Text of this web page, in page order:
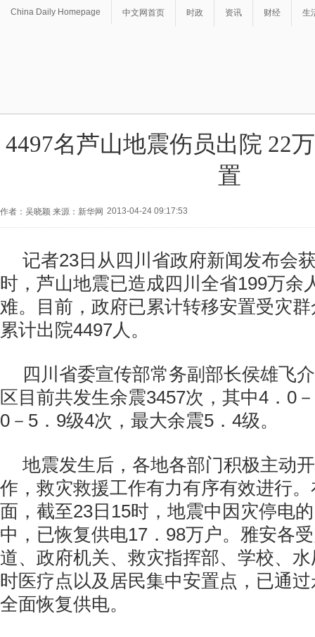
China Daily Homepage 中文网首页 时政 资讯 财经 生
4497名芦山地震伤员出院 22
置
作者：吴晓颖 来源：新华网 2013-04-24 09:17:53
记者23日从四川省政府新闻发布会
时，芦山地震已造成四川全省199万余
难。目前，政府已累计转移安置受灾
累计出院4497人。
四川省委宣传部常务副部长侯雄飞
区目前共发生余震3457次，其中4．0
0－5．9级4次，最大余震5．4级。
地震发生后，各地各部门积极主动
作，救灾救援工作有力有序有效进行
面，截至23日15时，地震中因灾停电
中，已恢复供电17．98万户。雅安各
道、政府机关、救灾指挥部、学校、
时医疗点以及居民集中安置点，已通
全面恢复供电。